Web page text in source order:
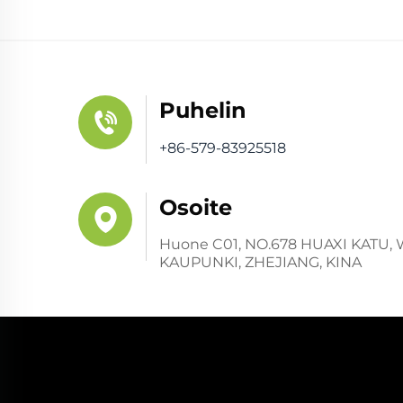
Puhelin
+86-579-83925518
Osoite
Huone C01, NO.678 HUAXI KATU,
KAUPUNKI, ZHEJIANG, KINA